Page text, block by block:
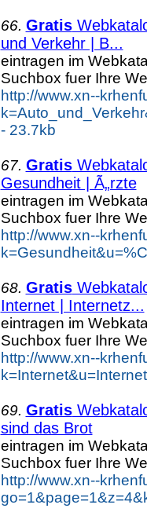
66. Gratis
und Verkehr | B...
eintragen im
Suchbox fuer Ihre
http://www.xn--
- 23.7kb
67. Gratis
Gesundheit | Ã„rzte
eintragen im
Suchbox fuer Ihre
http://www.xn--
68. Gratis
Internet | Internetz...
eintragen im
Suchbox fuer Ihre
http://www.xn--
69. Gratis
sind das Brot
eintragen im
Suchbox fuer Ihre
http://www.xn--